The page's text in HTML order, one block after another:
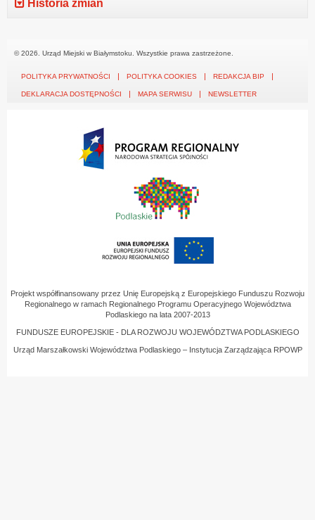
Historia zmian
© 2026. Urząd Miejski w Białymstoku. Wszystkie prawa zastrzeżone.
POLITYKA PRYWATNOŚCI POLITYKA COOKIES REDAKCJA BIP
DEKLARACJA DOSTĘPNOŚCI MAPA SERWISU NEWSLETTER
Projekt współfinansowany przez Unię Europejską z Europejskiego Funduszu Rozwoju
Regionalnego w ramach Regionalnego Programu Operacyjnego Województwa
Podlaskiego na lata 2007-2013
FUNDUSZE EUROPEJSKIE - DLA ROZWOJU WOJEWÓDZTWA PODLASKIEGO
Urząd Marszałkowski Województwa Podlaskiego – Instytucja Zarządzająca RPOWP